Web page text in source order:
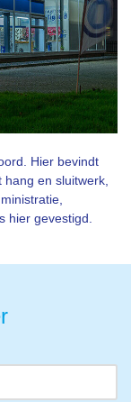
Hier bevindt
hang en sluitwerk,
hier gevestigd.